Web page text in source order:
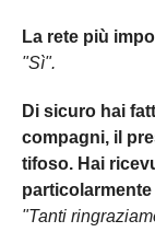
La rete più
"Sì".
Di sicuro hai
compagni, il
tifoso. Hai
"Tanti